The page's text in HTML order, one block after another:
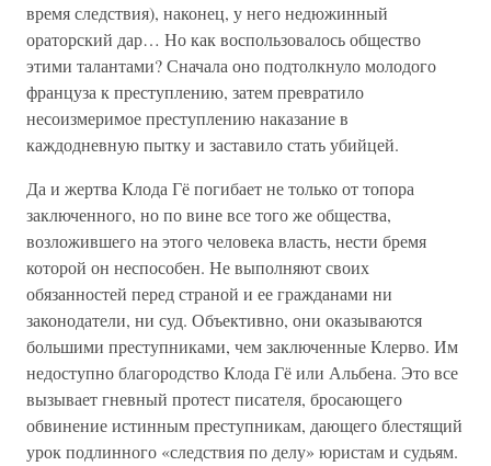
время следствия), наконец, у него недюжинный
ораторский дар… Но как воспользовалось общество
этими талантами? Сначала оно подтолкнуло молодого
француза к преступлению, затем превратило
несоизмеримое преступлению наказание в
каждодневную пытку и заставило стать убийцей.
Да и жертва Клода Гё погибает не только от топора
заключенного, но по вине все того же общества,
возложившего на этого человека власть, нести бремя
которой он неспособен. Не выполняют своих
обязанностей перед страной и ее гражданами ни
законодатели, ни суд. Объективно, они оказываются
большими преступниками, чем заключенные Клерво. Им
недоступно благородство Клода Гё или Альбена. Это все
вызывает гневный протест писателя, бросающего
обвинение истинным преступникам, дающего блестящий
урок подлинного «следствия по делу» юристам и судьям.